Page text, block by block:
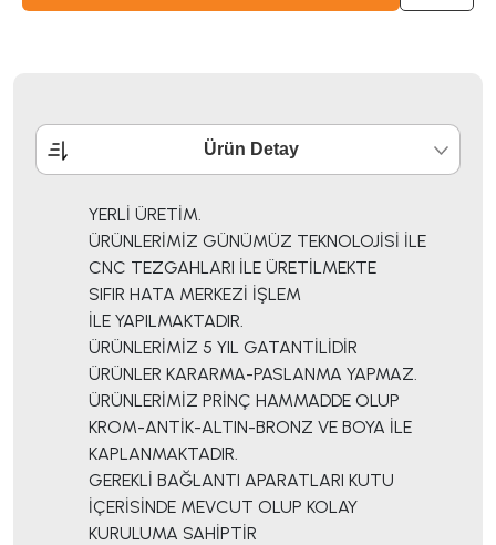
Ürün Detay
YERLİ ÜRETİM.
ÜRÜNLERİMİZ GÜNÜMÜZ TEKNOLOJİSİ İLE
CNC TEZGAHLARI İLE ÜRETİLMEKTE
SIFIR HATA MERKEZİ İŞLEM
İLE YAPILMAKTADIR.
ÜRÜNLERİMİZ 5 YIL GATANTİLİDİR
ÜRÜNLER KARARMA-PASLANMA YAPMAZ.
ÜRÜNLERİMİZ PRİNÇ HAMMADDE OLUP
KROM-ANTİK-ALTIN-BRONZ VE BOYA İLE
KAPLANMAKTADIR.
GEREKLİ BAĞLANTI APARATLARI KUTU
İÇERİSİNDE MEVCUT OLUP KOLAY
KURULUMA SAHİPTİR